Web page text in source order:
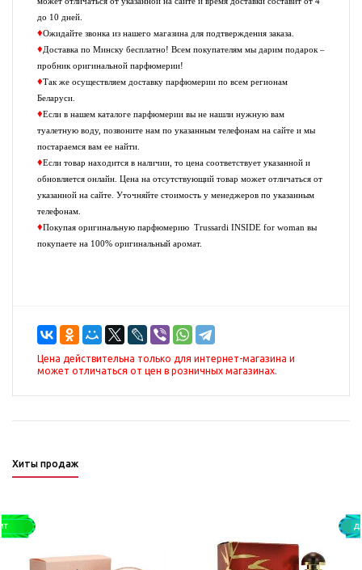
до 10 дней.
♦Ожидайте звонка из нашего магазина для подтверждения заказа.
♦Доставка по Минску бесплатно! Всем покупателям мы дарим подарок –
пробник оригинальной парфюмерии!
♦Так же осуществляем доставку парфюмерии по всем регионам
Беларуси.
♦Если в нашем каталоге парфюмерии вы не нашли нужную вам
туалетную воду, позвоните нам по указанным телефонам на сайте и мы
постараемся вам ее найти.
♦Если товар находится в наличии, то цена соответствует указанной и
обновляется онлайн. Цена на отсутствующий товар может отличаться от
указанной на сайте. Уточняйте стоимость у менеджеров по указанным
телефонам.
♦Покупая оригинальную парфюмерию Trussardi INSIDE for woman вы
покупаете на 100% оригинальный аромат.
Цена действительна только для интернет-магазина и
может отличаться от цен в розничных магазинах.
Хиты продаж